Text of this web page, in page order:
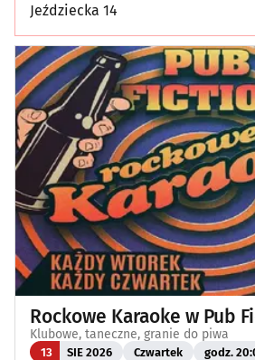
Jeździecka 14
Rockowe Karaoke w Pub
Klubowe, taneczne, granie do piwa
13 SIE 2026 Czwartek godz.